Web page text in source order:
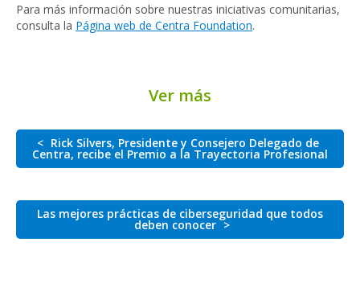
Para más información sobre nuestras iniciativas comunitarias,
consulta la Página web de Centra Foundation.
Ver más
< Rick Silvers, Presidente y Consejero Delegado de
Centra, recibe el Premio a la Trayectoria Profesional
Las mejores prácticas de ciberseguridad que todos
deben conocer >